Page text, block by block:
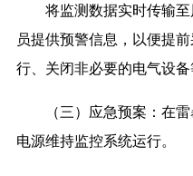
将监测数据实时传输
员提供预警信息，以便提
行、关闭非必要的电气设备
（三）应急预案：在
电源维持监控系统运行。